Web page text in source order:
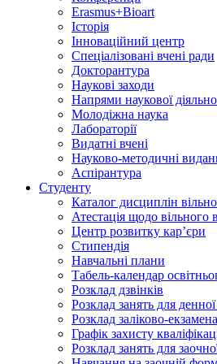
Erasmus+Bioart
Історія
Інноваційний центр
Спеціалізовані вчені ради
Докторантура
Наукові заходи
Напрями наукової
Молодіжна наука
Лабораторії
Видатні вчені
Науково-методичні
Аспірантура
Студенту
Каталог дисциплін
Атестація щодо
Центр розвитку кар’єри
Стипендія
Навчальні плани
Табель-календар
Розклад дзвінків
Розклад занять для
Розклад заліково-
Графік захисту
Розклад занять для